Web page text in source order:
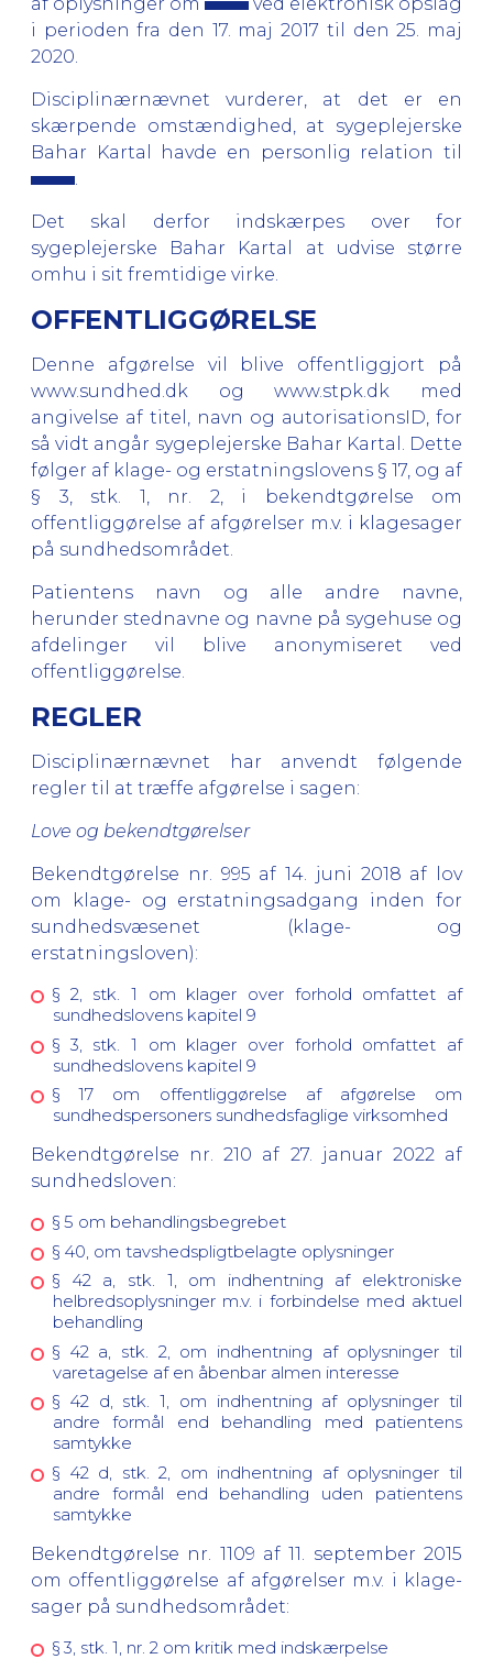
i perioden fra den 17. maj 2017 til den 25. maj
2020.
Disciplinærnævnet vurderer, at det er en
skærpende omstændighed, at sygeplejerske
Bahar Kartal havde en personlig relation til
.
Det skal derfor indskærpes over for
sygeplejerske Bahar Kartal at udvise større
omhu i sit fremtidige virke.
OFFENTLIGGØRELSE
Denne afgørelse vil blive offentliggjort på
www.sundhed.dk ogwww.stpk.dk med
angivelse af titel, navn og autorisationsID, for
så vidt angår sygeplejerske Bahar Kartal. Dette
følger af klage- og erstatningslovens § 17, og af
§ 3, stk. 1, nr. 2, i bekendtgørelse om
offentliggørelse af afgørelser m.v. i klagesager
på sundhedsområdet.
Patientens navn og alle andre navne,
herunder stednavne og navne på sygehuse og
afdelinger vil blive anonymiseret ved
offentliggørelse.
REGLER
Disciplinærnævnet har anvendt følgende
regler til at træffe afgørelse i sagen:
Love og bekendtgørelser
Bekendtgørelse nr. 995 af 14. juni 2018 af lov
om klage- og erstatningsadgang inden for
sundhedsvæsenet (klage- og
erstatningsloven):
§ 2, stk. 1 om klager over forhold omfattet af
sundhedslovens kapitel 9
§ 3, stk. 1 om klager over forhold omfattet af
sundhedslovens kapitel 9
§ 17 om offentliggørelse af afgørelse om
sundhedspersoners sundhedsfaglige virksomhed
Bekendtgørelse nr. 210 af 27. januar 2022 af
sundhedsloven:
§ 5 om behandlingsbegrebet
§ 40, om tavshedspligtbelagte oplysninger
§ 42 a, stk. 1, om indhentning af elektroniske
helbredsoplysninger m.v. i forbindelse med aktuel
behandling
§ 42 a, stk. 2, om indhentning af oplysninger til
varetagelse af en åbenbar almen interesse
§ 42 d, stk. 1, om indhentning af oplysninger til
andre formål end behandling med patientens
samtykke
§ 42 d, stk. 2, om indhentning af oplysninger til
andre formål end behandling uden patientens
samtykke
Bekendtgørelse nr. 1109 af 11. september 2015
om offentliggørelse af afgørelser m.v. i klage-
sager på sundhedsområdet:
§ 3, stk. 1, nr. 2 om kritik med indskærpelse